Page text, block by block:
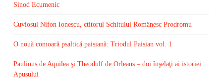
Sinod Ecumenic
Cuviosul Nifon Ionescu, ctitorul Schitului Românesc Prodromu
O nouă comoară psaltică paisiană: Triodul Paisian vol. 1
Paulinus de Aquilea şi Theodulf de Orleans – doi înşelaţi ai istoriei
Apusului